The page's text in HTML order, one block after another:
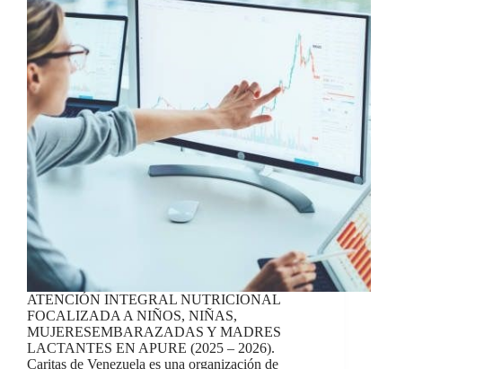
ATENCIÓN INTEGRAL NUTRICIONAL
FOCALIZADA A NIÑOS, NIÑAS,
MUJERESEMBARAZADAS Y MADRES
LACTANTES EN APURE (2025 – 2026).
Caritas de Venezuela es una organización de